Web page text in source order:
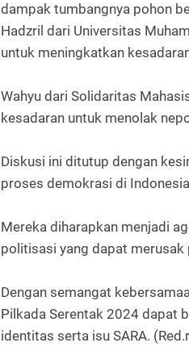
dampak tumbangnya pohon
Hadzril dari Universitas
untuk meningkatkan
Wahyu dari Solidaritas
kesadaran untuk menolak
Diskusi ini ditutup dengan
proses demokrasi di
Mereka diharapkan menjadi
politisasi yang dapat merusak
Dengan semangat
Pilkada Serentak 2024 dapat
identitas serta isu SARA.